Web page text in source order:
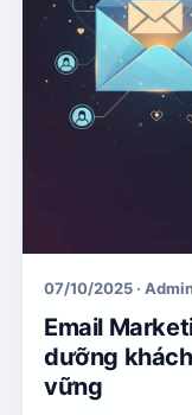
07/10/2025 ·
Email
dưỡng
vững